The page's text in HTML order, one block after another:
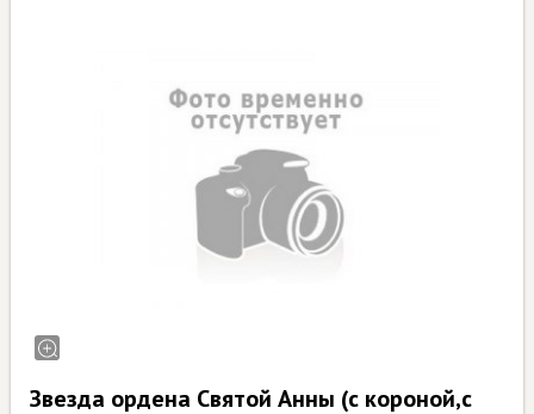
Звезда ордена Святой Анны (с короной,с